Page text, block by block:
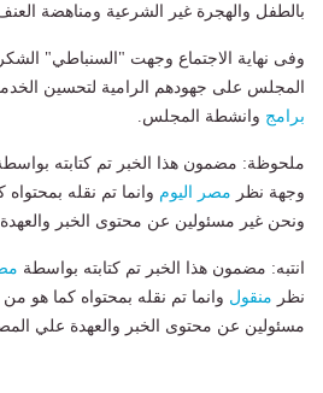
بالطفل والهجرة غير الشرعية ومناهضة
وفى نهاية الاجتماع وجهت "السنباطي"
المجلس على جهودهم الرامية لتحسين
برامج وانشطة المجلس.
ملحوظة: مضمون هذا الخبر تم كتابته
وجهة نظر مصر اليوم وانما تم نقله
ونحن غير مسئولين عن محتوى الخبر
انتبه: مضمون هذا الخبر تم كتابته بواسطة
نظر منقول وانما تم نقله بمحتواه كما هو من
مسئولين عن محتوى الخبر والعهدة علي